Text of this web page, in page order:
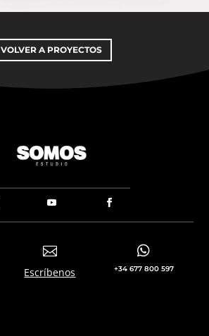
VOLVER A PROYECTOS

Escríbenos

+34 677 800 597